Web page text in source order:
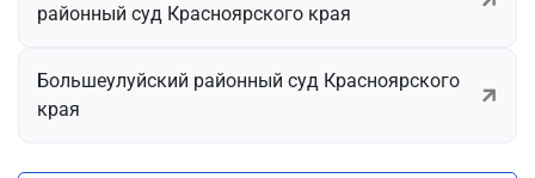
районный суд Красноярского края
Большеулуйский районный суд Красноярского
края